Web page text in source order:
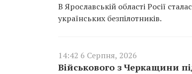
В Ярославській області Росії
українських безпілотників.
14:42 6 Серпня, 2026
Військового з Черкащини